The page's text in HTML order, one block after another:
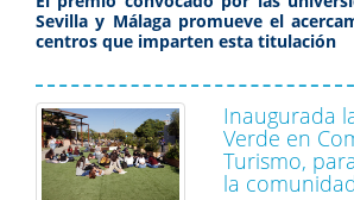
Sevilla y Málaga promueve el
centros que imparten esta titulación
Inaugurada
Verde en
Turismo,
la